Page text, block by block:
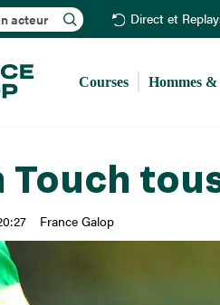
Direct et
Courses Hommes
Touch
France Galop